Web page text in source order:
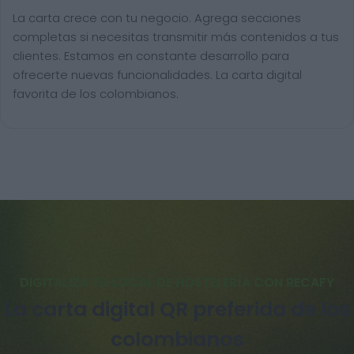
La carta crece con tu negocio. Agrega secciones
completas si necesitas transmitir más contenidos a tus
clientes. Estamos en constante desarrollo para
ofrecerte nuevas funcionalidades. La carta digital
favorita de los colombianos.